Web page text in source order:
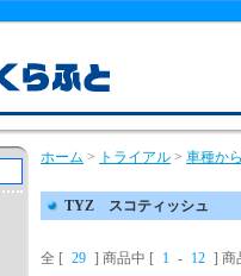
ホーム > トライアル > 車種か
TYZ スコティッシュ
全 [ 29 ] 商品中 [ 1 - 12 ] 商